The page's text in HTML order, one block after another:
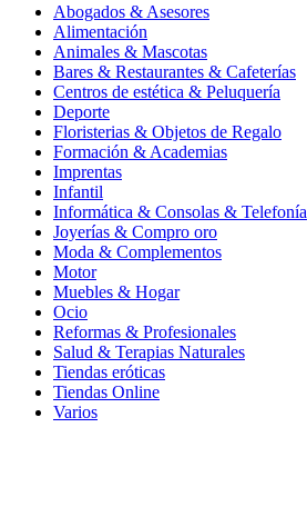
Abogados & Asesores
Alimentación
Animales & Mascotas
Bares & Restaurantes & Cafeterías
Centros de estética & Peluquería
Deporte
Floristerias & Objetos de Regalo
Formación & Academias
Imprentas
Infantil
Informática & Consolas & Telefonía
Joyerías & Compro oro
Moda & Complementos
Motor
Muebles & Hogar
Ocio
Reformas & Profesionales
Salud & Terapias Naturales
Tiendas eróticas
Tiendas Online
Varios